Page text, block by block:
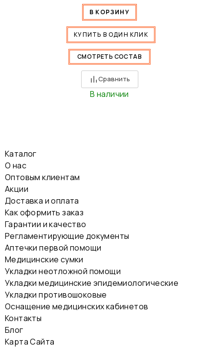
В КОРЗИНУ
КУПИТЬ В ОДИН КЛИК
СМОТРЕТЬ СОСТАВ
Сравнить
В наличии
Каталог
О нас
Оптовым клиентам
Акции
Доставка и оплата
Как оформить заказ
Гарантии и качество
Регламентирующие документы
Аптечки первой помощи
Медицинские сумки
Укладки неотложной помощи
Укладки медицинские эпидемиологические
Укладки противошоковые
Оснащение медицинских кабинетов
Контакты
Блог
Карта Сайта